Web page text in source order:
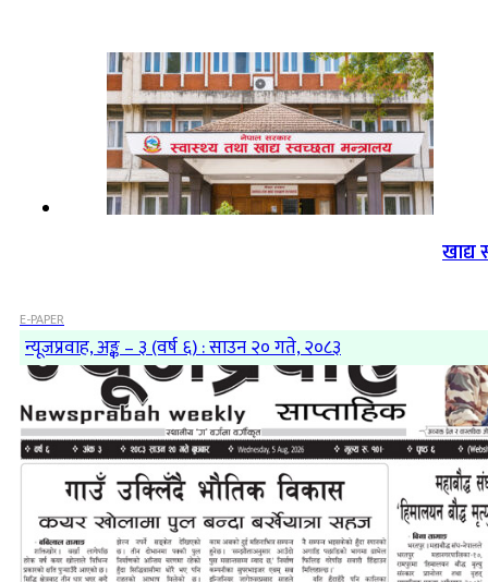
खाद्य
E-PAPER
न्यूजप्रवाह, अङ्क – ३ (वर्ष ६) : साउन २० गते, २०८३